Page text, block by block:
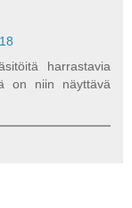
harrastavia
on niin näyttävä